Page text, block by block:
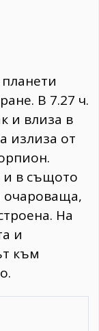
В 7.27 ч.
и влиза в
излиза от
и в същото
очароваща,
На
и
към